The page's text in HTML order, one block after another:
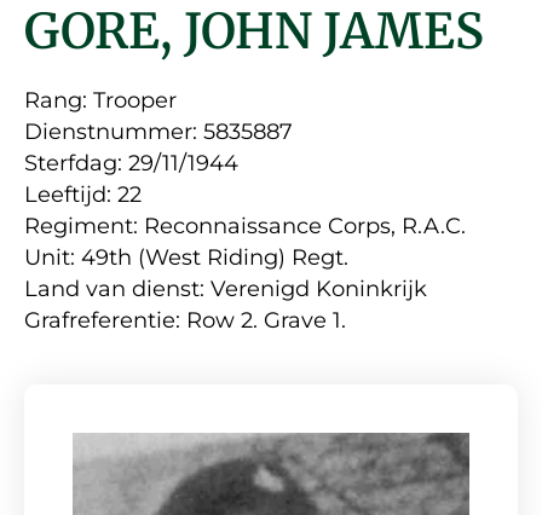
GORE, JOHN JAMES
Rang: Trooper
Dienstnummer: 5835887
Sterfdag: 29/11/1944
Leeftijd: 22
Regiment: Reconnaissance Corps, R.A.C.
Unit: 49th (West Riding) Regt.
Land van dienst: Verenigd Koninkrijk
Grafreferentie: Row 2. Grave 1.